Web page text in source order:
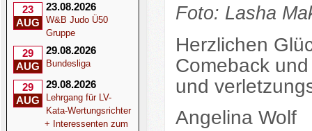
23
AUG
23.08.2026
W&B Judo Ü50
Gruppe
29
AUG
29.08.2026
Bundesliga
29
AUG
29.08.2026
Lehrgang für LV-
Kata-Wertungsrichter
+ Interessenten zum
Foto: Lasha
Herzlichen
Comeback
und
Angelina Wolf